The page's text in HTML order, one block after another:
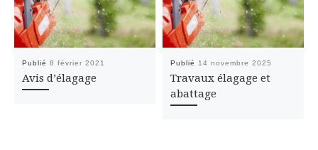
Publié 8 février 2021
Avis d’élagage
Publié 14 novembre 2025
Travaux élagage et
abattage